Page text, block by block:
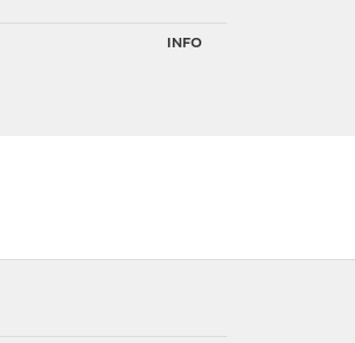
INFO